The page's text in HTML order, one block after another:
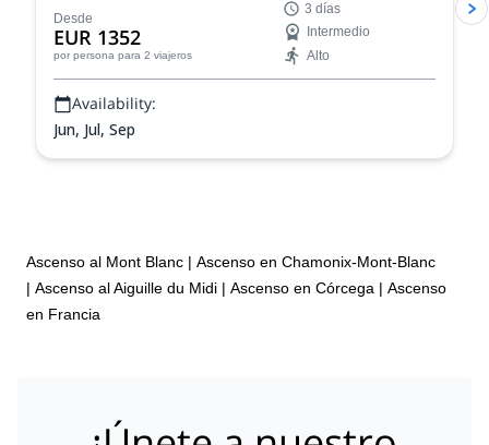
montañismo más famosos de Francia.
Desde
EUR 1352
por persona para 2 viajeros
3 días
Intermedio
Alto
Availability:
Jun, Jul, Sep
Ascenso al Mont Blanc | Ascenso en Chamonix-Mont-Blanc
| Ascenso al Aiguille du Midi | Ascenso en Córcega | Ascenso
en Francia